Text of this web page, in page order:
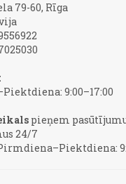
79-60, Rīga
9:00–17:00
pieņem
24/7